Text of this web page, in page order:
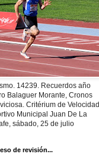
14239. Recuerdos año
Balaguer Morante, Cronos
Critérium de Velocidad
Municipal Juan De La
sábado, 25 de julio
de revisión...